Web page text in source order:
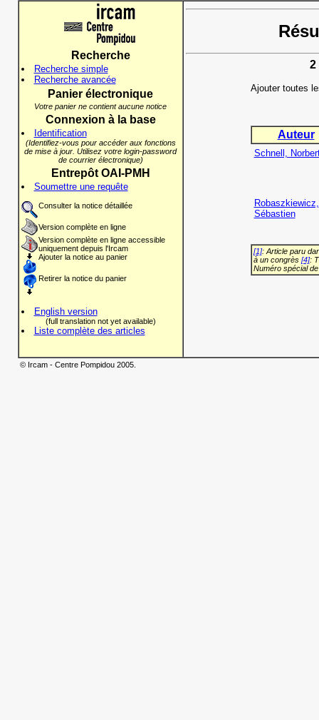
Recherche
Recherche simple
Recherche avancée
Panier électronique
Votre panier ne contient aucune notice
Connexion à la base
Identification
(Identifiez-vous pour accéder aux fonctions
de mise à jour. Utilisez votre login-password
de courrier électronique)
Entrepôt OAI-PMH
Soumettre une requête
Consulter la notice détaillée
Version complète en ligne
Version complète en ligne accessible
uniquement depuis l'Ircam
Ajouter la notice au panier
Retirer la notice du panier
English version
(full translation not yet available)
Liste complète des articles
2
Ajouter toutes
Auteur
Schnell,
Robaszkiewicz,
Sébastien
[1]: Article paru
à un congrès [4]:
Numéro spécial
© Ircam - Centre Pompidou 2005.